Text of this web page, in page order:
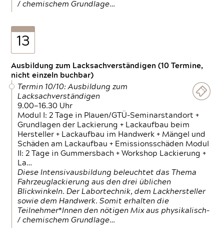
/ chemischem Grundlage…
13
Ausbildung zum Lacksachverständigen (10 Termine,
nicht einzeln buchbar)
Termin 10/10: Ausbildung zum
Lacksachverständigen
9.00—16.30 Uhr
Modul I: 2 Tage in Plauen/GTÜ-Seminarstandort +
Grundlagen der Lackierung + Lackaufbau beim
Hersteller + Lackaufbau im Handwerk + Mängel und
Schäden am Lackaufbau + Emissionsschäden Modul
II: 2 Tage in Gummersbach + Workshop Lackierung +
La…
Diese Intensivausbildung beleuchtet das Thema
Fahrzeuglackierung aus den drei üblichen
Blickwinkeln. Der Labortechnik, dem Lackhersteller
sowie dem Handwerk. Somit erhalten die
Teilnehmer*Innen den nötigen Mix aus physikalisch-
/ chemischem Grundlage…